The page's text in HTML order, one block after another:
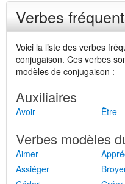
Verbes
Voici la liste des verbes
conjugaison. Ces verbes
modèles de conjugaison :
Auxiliaires
Avoir Être
Verbes modèles
Aimer
Assiéger